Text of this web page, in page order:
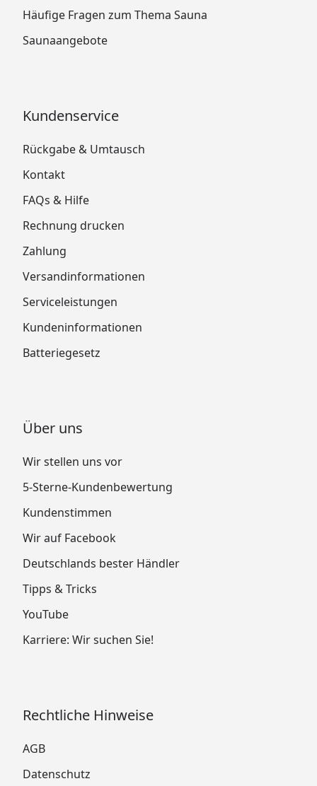
Häufige Fragen zum Thema Sauna
Saunaangebote
Kundenservice
Rückgabe & Umtausch
Kontakt
FAQs & Hilfe
Rechnung drucken
Zahlung
Versandinformationen
Serviceleistungen
Kundeninformationen
Batteriegesetz
Über uns
Wir stellen uns vor
5-Sterne-Kundenbewertung
Kundenstimmen
Wir auf Facebook
Deutschlands bester Händler
Tipps & Tricks
YouTube
Karriere: Wir suchen Sie!
Rechtliche Hinweise
AGB
Datenschutz